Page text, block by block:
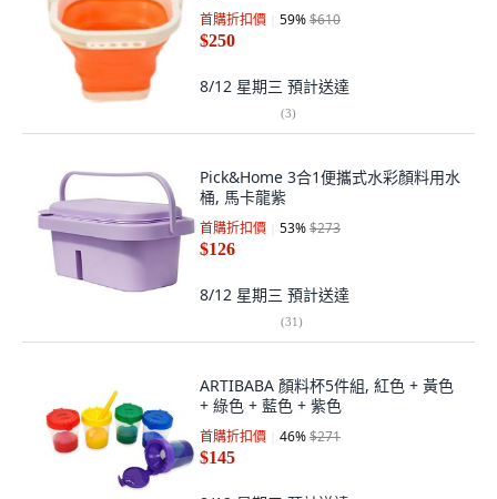
首購折扣價 59%$610
$250
8/12 星期三 預計送達
(3)
Pick&Home 3合1便攜式水彩顏料用水
桶, 馬卡龍紫
首購折扣價 53%$273
$126
8/12 星期三 預計送達
(31)
ARTIBABA 顏料杯5件組, 紅色 + 黃色
+ 綠色 + 藍色 + 紫色
首購折扣價 46%$271
$145